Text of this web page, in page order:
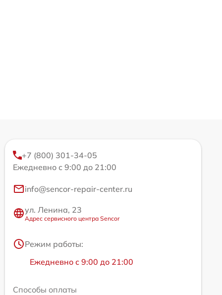
+7 (800) 301-34-05
Ежедневно с 9:00 до 21:00
info@sencor-repair-center.ru
ул. Ленина, 23
Адрес сервисного центра Sencor
Режим работы:
Ежедневно с 9:00 до 21:00
Способы оплаты